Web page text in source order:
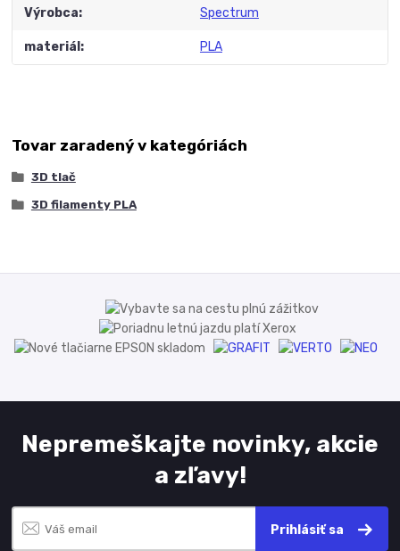
Výrobca Spectrum
materiál PLA
Tovar zaradený v kategóriách
3D tlač
3D filamenty PLA
Nepremeškajte novinky, akcie
a zľavy!
Prihlásiť sa